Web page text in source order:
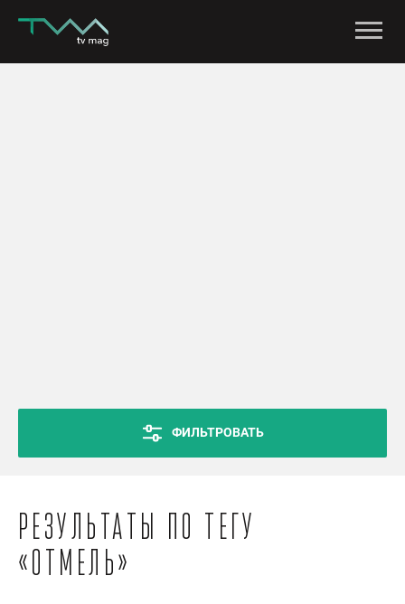
ФИЛЬТРОВАТЬ
Результаты по тегу
«Отмель»